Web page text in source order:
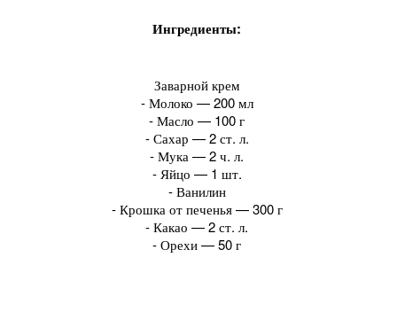
Ингредиенты:
Заварной крем
- Молоко — 200 мл
- Масло — 100 г
- Сахар — 2 ст. л.
- Мука — 2 ч. л.
- Яйцо — 1 шт.
- Ванилин
- Крошка от печенья — 300 г
- Какао — 2 ст. л.
- Орехи — 50 г